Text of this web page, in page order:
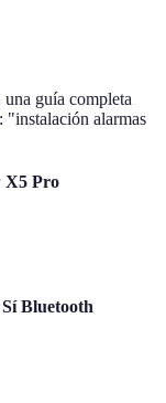
una guía completa
"instalación alarmas
X5 Pro
Bluetooth